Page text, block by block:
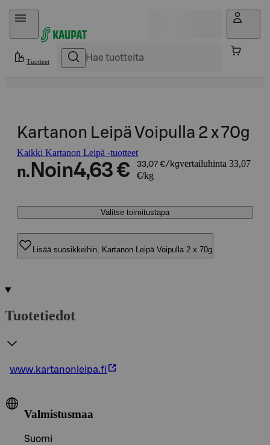
Hyppää sisältöön
Tuotteet
Kartanon Leipä Voipulla 2 x 70g
Kaikki Kartanon Leipä -tuotteet
n. Noin4,63 € 33,07 €/kgvertailuhinta 33,07
€/kg
Valitse toimitustapa
Lisää suosikkeihin, Kartanon Leipä Voipulla 2 x 70g
Tuotetiedot
www.kartanonleipa.fi
Valmistusmaa
Suomi